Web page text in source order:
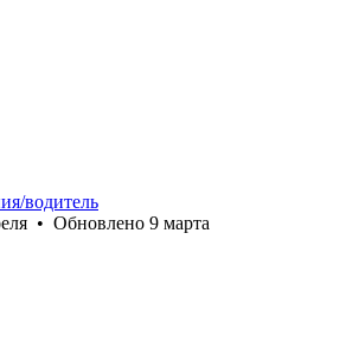
водитель
• Обновлено 9 марта